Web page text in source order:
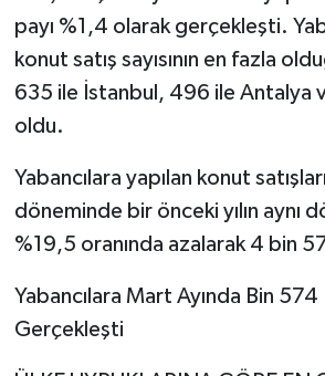
payı %1,4 olarak gerçekleşti.
konut satış sayısının en fazla
635 ile İstanbul, 496 ile Antalya
oldu.
Yabancılara yapılan konut
döneminde bir önceki yılın aynı
%19,5 oranında azalarak 4 bin
Yabancılara Mart Ayında Bin 574
Gerçekleşti